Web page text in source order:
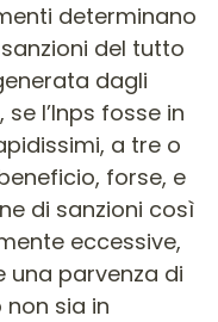
determinano
del tutto
dagli
l’Inps fosse in
a tre o
forse, e
di sanzioni così
eccessive,
parvenza di
sia in